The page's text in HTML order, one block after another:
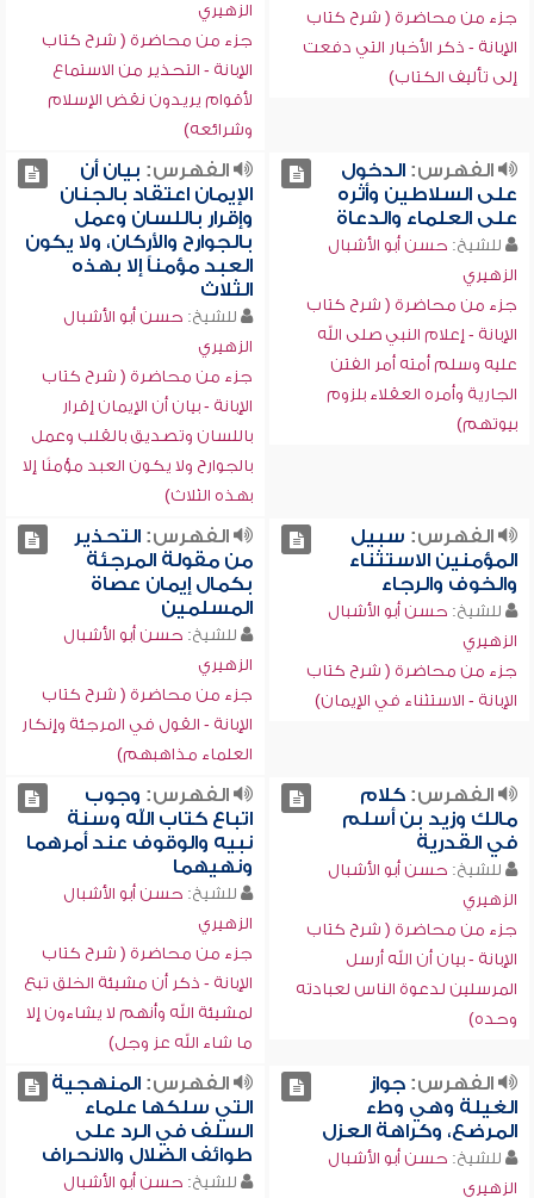
جزء من محاضرة ( شرح كتاب
الإبانة - ذكر الأخبار التي دفعت
إلى تأليف الكتاب)
الزهيري
جزء من محاضرة ( شرح كتاب
الإبانة - التحذير من الاستماع
لأقوام يريدون نقض الإسلام
وشرائعه)
الفهرس:الدخول
على السلاطين وأثره
على العلماء والدعاة
للشيخ: حسن أبو الأشبال
الزهيري
جزء من محاضرة ( شرح كتاب
الإبانة - إعلام النبي صلى الله
عليه وسلم أمته أمر الفتن
الجارية وأمره العقلاء بلزوم
بيوتهم)
الفهرس: بيان أن
الإيمان اعتقاد بالجنان
وإقرار باللسان وعمل
بالجوارح والأركان، ولا يكون
العبد مؤمناً إلا بهذه
الثلاث
للشيخ: حسن أبو الأشبال
الزهيري
جزء من محاضرة ( شرح كتاب
الإبانة - بيان أن الإيمان إقرار
باللسان وتصديق بالقلب وعمل
بالجوارح ولا يكون العبد مؤمنًا إلا
بهذه الثلاث)
الفهرس: سبيل
المؤمنين الاستثناء
والخوف والرجاء
للشيخ: حسن أبو الأشبال
الزهيري
جزء من محاضرة ( شرح كتاب
الإبانة - الاستثناء في الإيمان)
الفهرس:التحذير
من مقولة المرجئة
بكمال إيمان عصاة
المسلمين
للشيخ: حسن أبو الأشبال
الزهيري
جزء من محاضرة ( شرح كتاب
الإبانة - القول في المرجئة وإنكار
العلماء مذاهبهم)
الفهرس:كلام
مالك وزيد بن أسلم
في القدرية
للشيخ: حسن أبو الأشبال
الزهيري
جزء من محاضرة ( شرح كتاب
الإبانة - بيان أن الله أرسل
المرسلين لدعوة الناس لعبادته
وحده)
الفهرس: وجوب
اتباع كتاب الله وسنة
نبيه والوقوف عند أمرهما
ونهيهما
للشيخ: حسن أبو الأشبال
الزهيري
جزء من محاضرة ( شرح كتاب
الإبانة - ذكر أن مشيئة الخلق تبع
لمشيئة الله وأنهم لا يشاءون إلا
ما شاء الله عز وجل)
الفهرس:جواز
الغيلة وهي وطء
المرضع، وكراهة العزل
للشيخ: حسن أبو الأشبال
الزهيري
الفهرس:المنهجية
التي سلكها علماء
السلف في الرد على
طوائف الضلال والانحراف
للشيخ: حسن أبو الأشبال